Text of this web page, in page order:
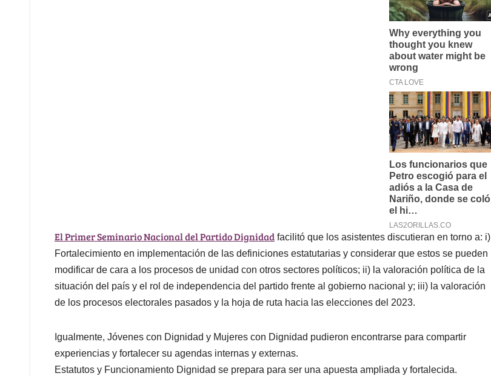
El Primer Seminario Nacional del Partido Dignidad facilitó que los asistentes discutieran en torno a: i)
Fortalecimiento en implementación de las definiciones estatutarias y considerar que estos se pueden
modificar de cara a los procesos de unidad con otros sectores políticos; ii) la valoración política de la
situación del país y el rol de independencia del partido frente al gobierno nacional y; iii) la valoración
de los procesos electorales pasados y la hoja de ruta hacia las elecciones del 2023.
Igualmente, Jóvenes con Dignidad y Mujeres con Dignidad pudieron encontrarse para compartir
experiencias y fortalecer su agendas internas y externas.
Estatutos y Funcionamiento Dignidad se prepara para ser una apuesta ampliada y fortalecida.